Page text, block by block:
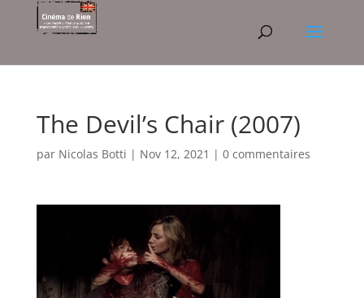
The Devil’s Chair (2007)
par Nicolas Botti | Nov 12, 2021 | 0 commentaires